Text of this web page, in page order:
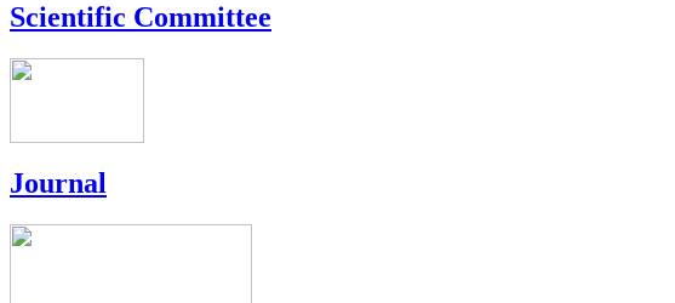
Scientific Committee
Journal